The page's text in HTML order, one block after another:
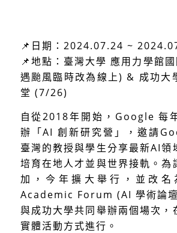
📌日期：2024.07.24 ~
📌地點：臺灣大學 應用力學館
遇颱風臨時改為線上) & 成功大
堂 (7/26)
自從2018年開始，Google 每
辦「AI 創新研究營」，邀請
臺灣的教授與學生分享最新AI領
培育在地人才並與世界接軌。為
加，今年擴大舉行，並改
Academic Forum (AI 學術論
與成功大學共同舉辦兩個場次，
實體活動方式進行。